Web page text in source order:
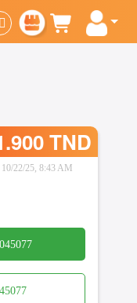
TND
10/22/25, 8:43 AM